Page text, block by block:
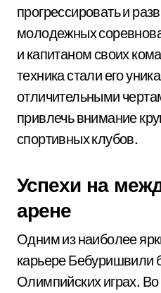
прогрессировать и
молодежных
и капитаном своих
техника стали его
отличительными
привлечь внимание
спортивных клубов.
Успехи на
арене
Одним из наиболее
карьере Бебуришвили
Олимпийских играх.